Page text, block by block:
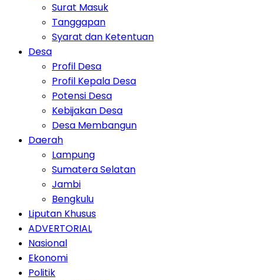
Surat Masuk
Tanggapan
Syarat dan Ketentuan
Desa
Profil Desa
Profil Kepala Desa
Potensi Desa
Kebijakan Desa
Desa Membangun
Daerah
Lampung
Sumatera Selatan
Jambi
Bengkulu
Liputan Khusus
ADVERTORIAL
Nasional
Ekonomi
Politik